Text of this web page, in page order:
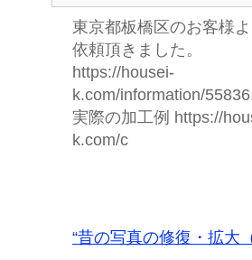
東京都板橋区のお客様
依頼頂きました。
https://housei-
k.com/information/
実際の加工例 https://
k.com/c
“昔の写真の修復・拡大